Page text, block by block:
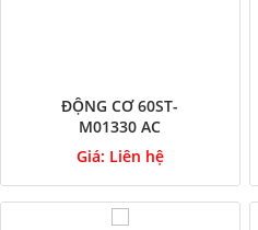
ĐỘNG CƠ 60ST-
M01330 AC
Giá: Liên hệ